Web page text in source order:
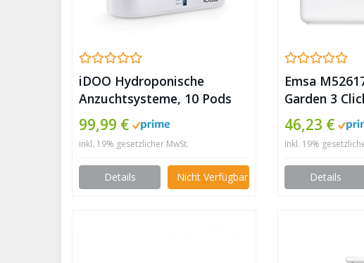
iDOO Hydroponische
Anzuchtsysteme, 10 Pods
99,99 €
inkl. 19% gesetzlicher MwSt.
Details Nicht Verfügbar
Emsa
Garden 3
46,23 €
inkl. 19%
Details